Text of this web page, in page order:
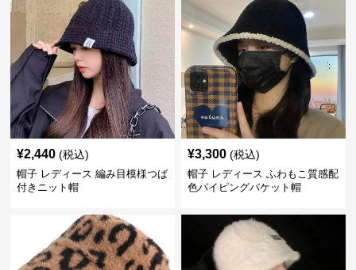
¥2,440 (税込)
帽子 レディース 編み目模様つば
付きニット帽
¥3,300 (税込)
帽子 レディース ふわもこ質感配
色パイピングバケット帽